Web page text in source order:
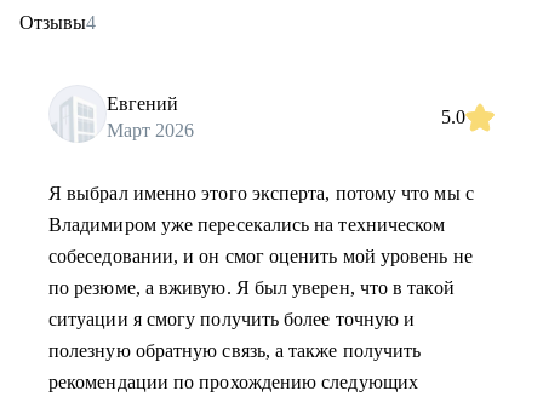
Отзывы4
Евгений
Март 2026
5.0
Я выбрал именно этого эксперта, потому что мы с
Владимиром уже пересекались на техническом
собеседовании, и он смог оценить мой уровень не
по резюме, а вживую. Я был уверен, что в такой
ситуации я смогу получить более точную и
полезную обратную связь, а также получить
рекомендации по прохождению следующих